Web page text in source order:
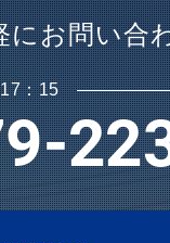
にお問い合
：15